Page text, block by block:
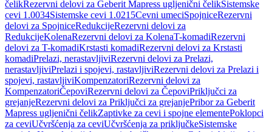
čelikRezervni delovi za Geberit Mapress ugljenični čelikSistemske
cevi 1.0034Sistemske cevi 1.0215Cevni umeciSpojniceRezervni
delovi za SpojniceRedukcijeRezervni delovi za
RedukcijeKolenaRezervni delovi za KolenaT-komadiRezervni
delovi za T-komadiKrstasti komadiRezervni delovi za Krstasti
komadiPrelazi, nerastavljiviRezervni delovi za Prelazi,
nerastavljiviPrelazi i spojevi, rastavljiviRezervni delovi za Prelazi i
spojevi, rastavljiviKompenzatoriRezervni delovi za
KompenzatoriČepoviRezervni delovi za ČepoviPriključci za
grejanjeRezervni delovi za Priključci za grejanjePribor za Geberit
Mapress ugljenični čelikZaptivke za cevi i spojne elementePoklopci
za ceviUčvršćenja za ceviUčvršćenja za priključkeSistemske